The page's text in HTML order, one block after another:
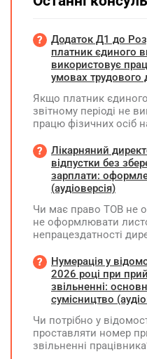
Додаток Д1 до
платник єдиного
використовує
умовах трудового
Якщо платник
звітному періоді не
працю фізичних осіб
на інших умовах,
законодавством,
Додаток ФІЗ-Д1 за
період не подається
Лікарняний
відпустки без
зарплати:
(аудіоверсія)
Чи має право ТОВ не
не оформлювати
непрацездатності
збереження заробітної
призупинення
підприємства?
Нумерація у
2026 році при
звільненні:
сумісництво
Чи потрібно у
проставляти номер
звільненні